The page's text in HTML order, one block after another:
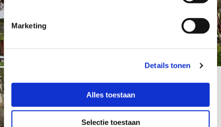
Marketing
Details tonen
Alles toestaan
Selectie toestaan